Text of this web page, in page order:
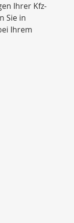
Ihrer Kfz-
Sie in
Ihrem